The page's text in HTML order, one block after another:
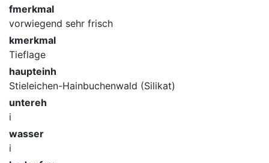
fmerkmal
vorwiegend sehr frisch
kmerkmal
Tieflage
haupteinh
Stieleichen-Hainbuchenwald (Silikat)
untereh
i
wasser
i